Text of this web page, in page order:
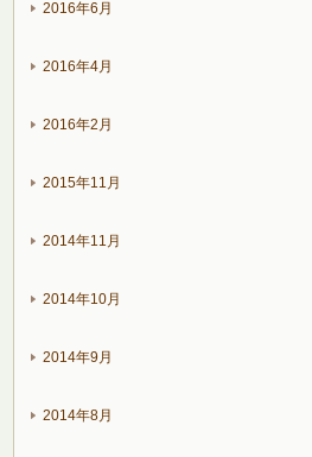
2016年6月
2016年4月
2016年2月
2015年11月
2014年11月
2014年10月
2014年9月
2014年8月